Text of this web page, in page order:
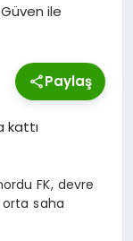
ile
Paylaş
FK, devre
orta saha